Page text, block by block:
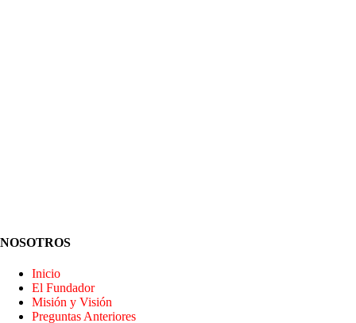
NOSOTROS
Inicio
El Fundador
Misión y Visión
Preguntas Anteriores